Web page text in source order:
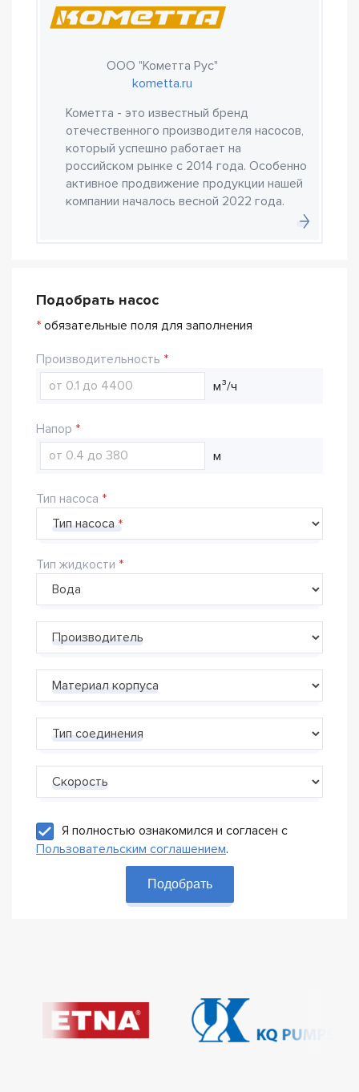
ООО "Кометта Рус"
kometta.ru
Кометта - это известный бренд
отечественного производителя насосов,
который успешно работает на
российском рынке с 2014 года. Особенно
активное продвижение продукции нашей
компании началось весной 2022 года.
Подобрать насос
* обязательные поля для заполнения
Производительность
м³/ч
Напор
м
Тип насоса
Тип насоса
Тип жидкости
Производитель
Материал корпуса
Тип соединения
Скорость
Я полностью ознакомился и согласен с
Пользовательским соглашением.
Подобрать